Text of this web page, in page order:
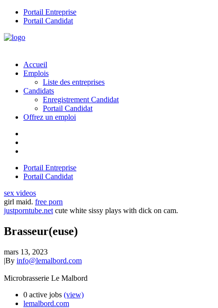
Portail Entreprise
Portail Candidat
Accueil
Emplois
Liste des entreprises
Candidats
Enregistrement Candidat
Portail Candidat
Offrez un emploi
Portail Entreprise
Portail Candidat
sex videos
girl maid. free porn
justporntube.net cute white sissy plays with dick on cam.
Brasseur(euse)
mars 13, 2023
|By info@lemalbord.com
Microbrasserie Le Malbord
0 active jobs (view)
lemalbord.com